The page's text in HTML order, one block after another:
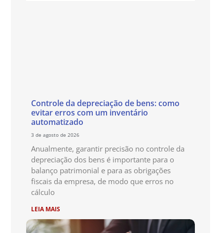
Controle da depreciação de bens: como
evitar erros com um inventário
automatizado
3 de agosto de 2026
Anualmente, garantir precisão no controle da
depreciação dos bens é importante para o
balanço patrimonial e para as obrigações
fiscais da empresa, de modo que erros no
cálculo
LEIA MAIS